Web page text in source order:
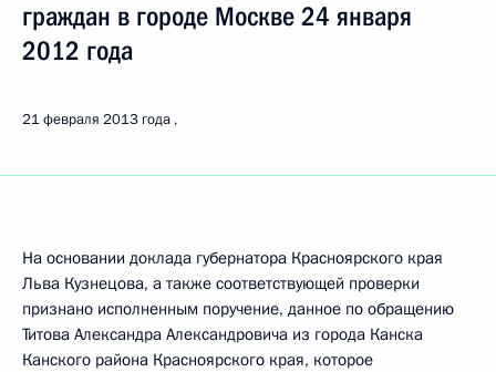
граждан в городе Москве 24 января
2012 года
21 февраля 2013 года
На основании доклада губернатора Красноярского края
Льва Кузнецова, а также соответствующей проверки
признано исполненным поручение, данное по обращению
Титова Александра Александровича из города Канска
Канского района Красноярского края, которое